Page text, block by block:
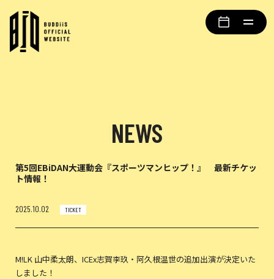
NEWS
第5回EBiDAN大運動会『スポーツマンヒップ！』 最新チケッ
ト情報！
2025.10.02 TICKET
M!LK 山中柔太朗、ICEx志賀李玖・阿久根温世の追加出演が決定いた
しました！